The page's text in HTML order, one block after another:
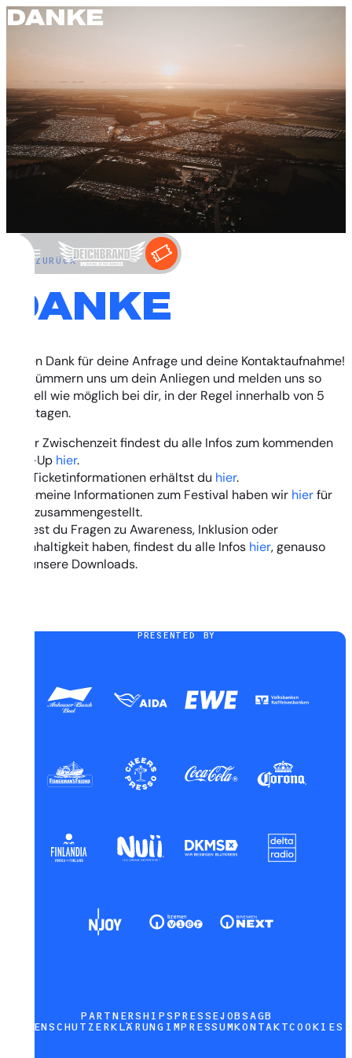
DANKE
ZURÜCK
DANKE
Vielen Dank für deine Anfrage und deine Kontaktaufnahme!
Wir kümmern uns um dein Anliegen und melden uns so
schnell wie möglich bei dir, in der Regel innerhalb von 5
Werktagen.
In der Zwischenzeit findest du alle Infos zum kommenden
Line-Up hier.
Alle Ticketinformationen erhältst du hier.
Allgemeine Informationen zum Festival haben wir hierfür
dich zusammengestellt.
Solltest du Fragen zu Awareness, Inklusion oder
Nachhaltigkeit haben, findest du alle Infos hier, genauso
wie unsere Downloads.
PRESENTED BY
PARTNERSHIPS PRESSEJOBS AGB
DATENSCHUTZERKLÄRUNG IMPRESSUM KONTAKTCOOKIES